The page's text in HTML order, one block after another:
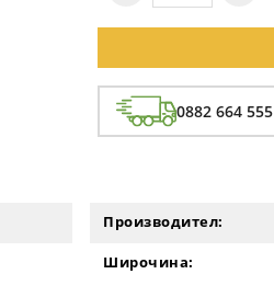
0882 664 555
Производител:
Широчина: